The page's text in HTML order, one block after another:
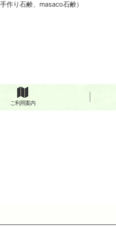
作り石鹸、masaco石鹸）
ご利用案内